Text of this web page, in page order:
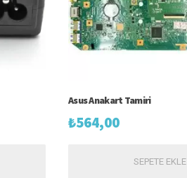
Asus Anakart Tamiri
₺564,00
SEPETE EKLE